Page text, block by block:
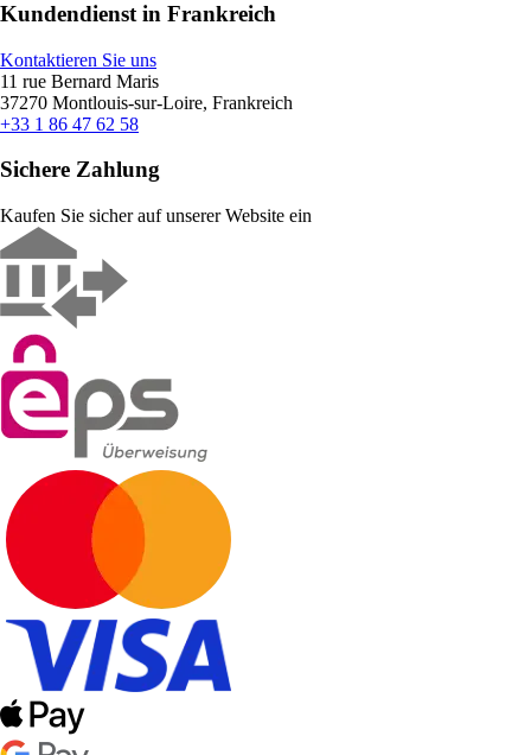
Kundendienst in Frankreich
Kontaktieren Sie uns
11 rue Bernard Maris
37270 Montlouis-sur-Loire, Frankreich
+33 1 86 47 62 58
Sichere Zahlung
Kaufen Sie sicher auf unserer Website ein